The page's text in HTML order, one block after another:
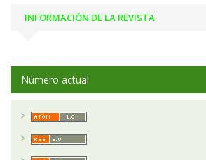
INFORMACIÓN DE LA REVISTA
Número actual